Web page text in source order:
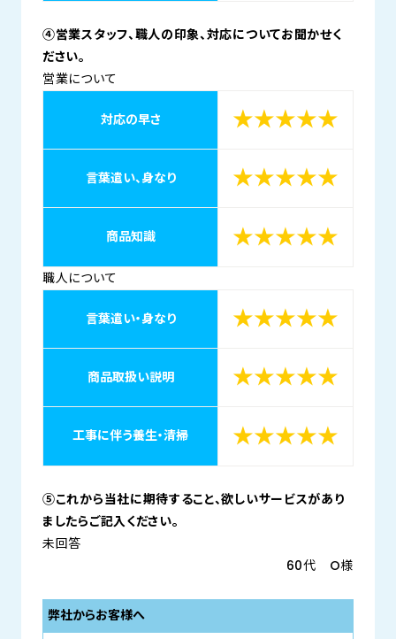
④営業スタッフ、職人の印象、対応についてお聞かせく
ださい。
営業について
対応の早さ ★★★★★
言葉遣い、身なり ★★★★★
商品知識 ★★★★★
職人について
言葉遣い・身なり ★★★★★
商品取扱い説明 ★★★★★
工事に伴う養生・清掃 ★★★★★
⑤これから当社に期待すること、欲しいサービスがあり
ましたらご記入ください。
未回答
60代 O様
弊社からお客様へ